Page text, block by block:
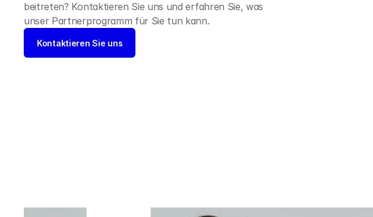
beitreten? Kontaktieren Sie uns und erfahren Sie, was
unser Partnerprogramm für Sie tun kann.
Kontaktieren Sie uns